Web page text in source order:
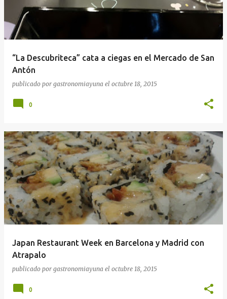
“La Descubriteca” cata a ciegas en el Mercado de San
Antón
publicado por gastronomiayuna el octubre 18, 2015
0
Japan Restaurant Week en Barcelona y Madrid con
Atrapalo
publicado por gastronomiayuna el octubre 18, 2015
0